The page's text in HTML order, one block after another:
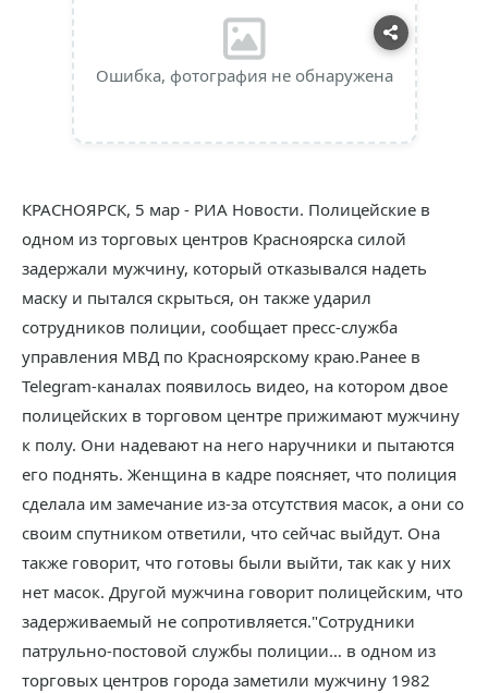
Ошибка, фотография не обнаружена
КРАСНОЯРСК, 5 мар - РИА Новости. Полицейские в
одном из торговых центров Красноярска силой
задержали мужчину, который отказывался надеть
маску и пытался скрыться, он также ударил
сотрудников полиции, сообщает пресс-служба
управления МВД по Красноярскому краю.Ранее в
Telegram-каналах появилось видео, на котором двое
полицейских в торговом центре прижимают мужчину
к полу. Они надевают на него наручники и пытаются
его поднять. Женщина в кадре поясняет, что полиция
сделала им замечание из-за отсутствия масок, а они со
своим спутником ответили, что сейчас выйдут. Она
также говорит, что готовы были выйти, так как у них
нет масок. Другой мужчина говорит полицейским, что
задерживаемый не сопротивляется."Сотрудники
патрульно-постовой службы полиции… в одном из
торговых центров города заметили мужчину 1982